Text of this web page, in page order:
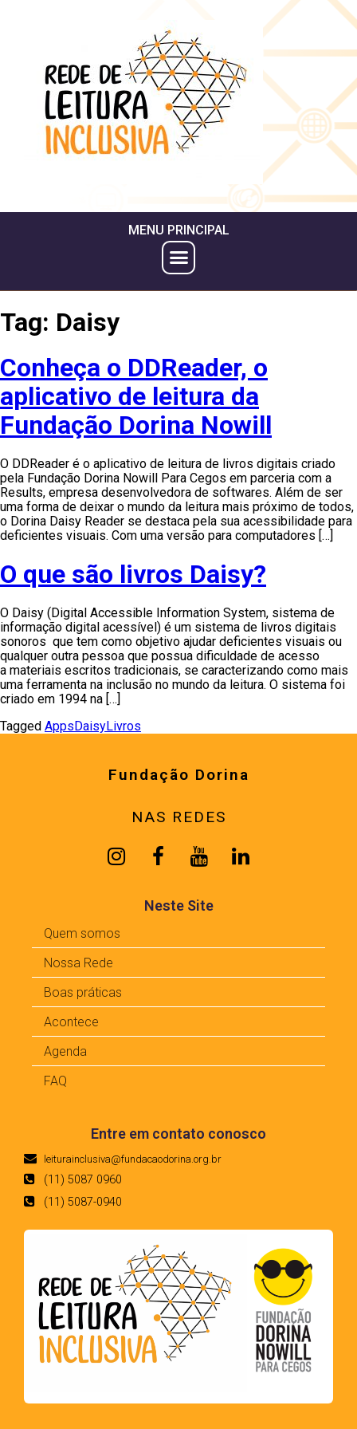
MENU PRINCIPAL
Tag: Daisy
Conheça o DDReader, o
aplicativo de leitura da
Fundação Dorina Nowill
O DDReader é o aplicativo de leitura de livros digitais criado
pela Fundação Dorina Nowill Para Cegos em parceria com a
Results, empresa desenvolvedora de softwares. Além de ser
uma forma de deixar o mundo da leitura mais próximo de todos,
o Dorina Daisy Reader se destaca pela sua acessibilidade para
deficientes visuais. Com uma versão para computadores […]
O que são livros Daisy?
O Daisy (Digital Accessible Information System, sistema de
informação digital acessível) é um sistema de livros digitais
sonoros que tem como objetivo ajudar deficientes visuais ou
qualquer outra pessoa que possua dificuldade de acesso
a materiais escritos tradicionais, se caracterizando como mais
uma ferramenta na inclusão no mundo da leitura. O sistema foi
criado em 1994 na […]
Tagged AppsDaisyLivros
Fundação Dorina
NAS REDES
Neste Site
Quem somos
Nossa Rede
Boas práticas
Acontece
Agenda
FAQ
Entre em contato conosco
leiturainclusiva@fundacaodorina.org.br
(11) 5087 0960
(11) 5087-0940